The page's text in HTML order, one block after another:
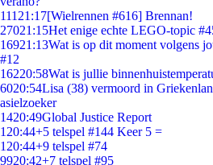
111 21:17[Wielrennen #616] Brennan!
27021:15Het enige echte LEGO-topic
16921:13Wat is op dit moment volgens
#12
16220:58Wat is jullie
6020:54Lisa (38) vermoord in
asielzoeker
1420:49Global Justice Report
1 20:44+5 telspel #144 Keer 5 =
1 20:44+9 telspel #74
9920:42+7 telspel #95